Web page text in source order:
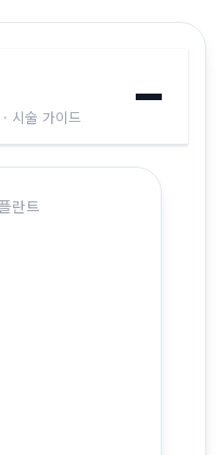
시술 가이드
란트